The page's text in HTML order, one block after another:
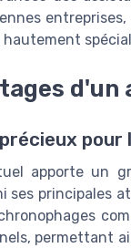
apporte un
ses principales
permettant